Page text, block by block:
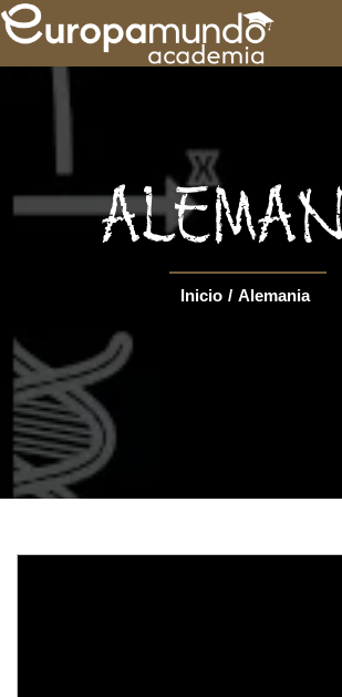
FORMACIÓN
GUÍAS
CIRCUITOS
Inicio / Alemania